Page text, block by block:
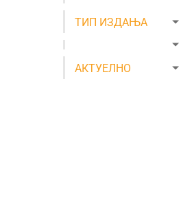
ТИП ИЗДАЊА
АКТУЕЛНО